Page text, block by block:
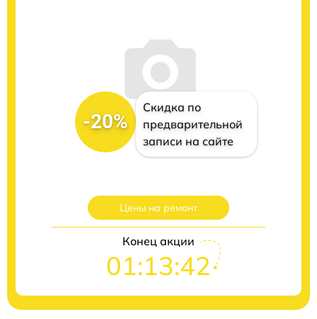
-20%
Скидка по
предварительной
записи на сайте
Цены на ремонт
Конец акции
01:13:41